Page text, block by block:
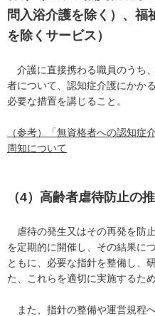
問入浴介護を除く）、福
を除くサービス）
介護に直接携わる職員のうち
者について、認知症介護にかか
必要な措置を講じること。
（参考）「無資格者への認知症
周知について
（4）高齢者虐待防止の
虐待の発生又はその再発を防
を定期的に開催し、その結果に
ともに、必要な指針を整備し、
た、これらを適切に実施するた
また、指針の整備や運営規程